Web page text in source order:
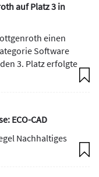
auf Platz 3 in
einen
Software
3. Platz erfolgte
ECO-CAD
Nachhaltiges